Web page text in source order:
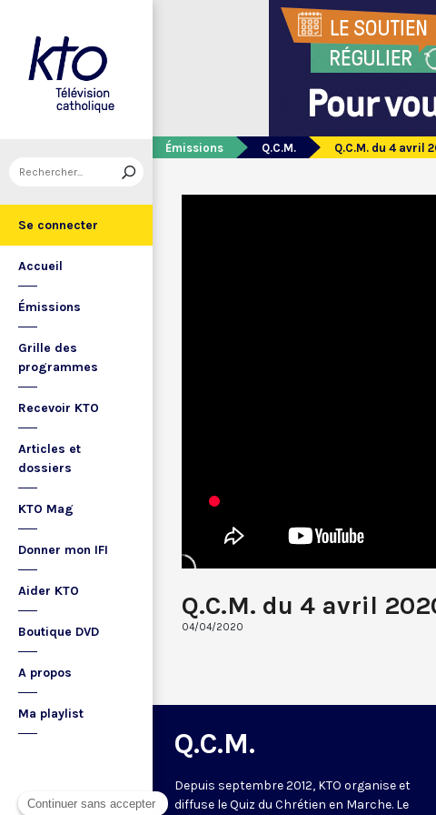
Se connecter
Accueil
Émissions
Grille des
programmes
Recevoir KTO
Articles et
dossiers
KTO Mag
Donner mon IFI
Aider KTO
Boutique DVD
A propos
Ma playlist
Émissions Q.C.M. Q.C.M. du 4 avril
Q.C.M. du 4 avril
04/04/2020
Q.C.M.
Depuis septembre 2012, KTO organise et
diffuse le Quiz du Chrétien en Marche. Le